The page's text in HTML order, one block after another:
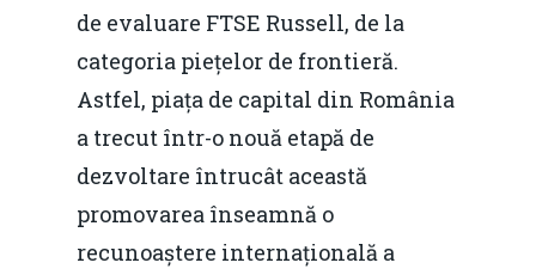
de evaluare FTSE Russell, de la
categoria piețelor de frontieră.
Astfel, piața de capital din România
a trecut într-o nouă etapă de
dezvoltare întrucât această
promovarea înseamnă o
recunoaștere internațională a